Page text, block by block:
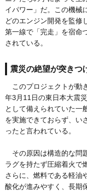
イパワー」だ。この機械
どのエンジン開発を監修
第一線で「完走」を宿命
されている。
震災の絶望が突きつ
このプロジェクトが動
年3月11日の東日本大震
として備えられていた一
を実施できておらず、い
ったと言われている。
その原因は構造的な問
ラグを持たず圧縮着火で
さらに、燃料である軽油
酸化が進みやすく、長期